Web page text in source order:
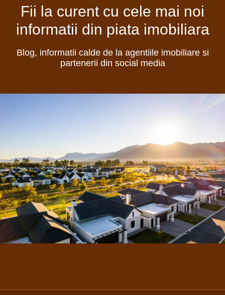
Fii la curent cu cele mai noi
informatii din piata imobiliara
Blog, informatii calde de la agentiile imobiliare si
partenerii din social media